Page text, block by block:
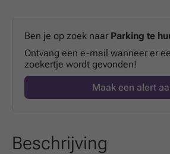
Ben je op zoek naar Parking te
Ontvang een e-mail wanneer er
zoekertje wordt gevonden!
Maak een alert
Beschrijving